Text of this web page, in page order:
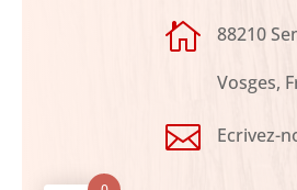

88210
Vosges,
 Ecrivez-